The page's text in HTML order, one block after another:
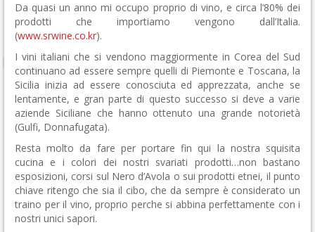
Da quasi un anno mi occupo proprio di vino, e circa l’80% dei
prodotti che importiamo vengono dall’Italia.
(www.srwine.co.kr).
I vini italiani che si vendono maggiormente in Corea del Sud
continuano ad essere sempre quelli di Piemonte e Toscana, la
Sicilia inizia ad essere conosciuta ed apprezzata, anche se
lentamente, e gran parte di questo successo si deve a varie
aziende Siciliane che hanno ottenuto una grande notorietà
(Gulfi, Donnafugata).
Resta molto da fare per portare fin qui la nostra squisita
cucina e i colori dei nostri svariati prodotti…non bastano
esposizioni, corsi sul Nero d’Avola o sui prodotti etnei, il punto
chiave ritengo che sia il cibo, che da sempre è considerato un
traino per il vino, proprio perche si abbina perfettamente con i
nostri unici sapori.